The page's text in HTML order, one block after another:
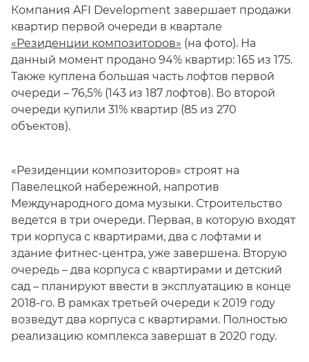
Компания AFI Development завершает продажи
квартир первой очереди в квартале
«Резиденции композиторов» (на фото). На
данный момент продано 94% квартир: 165 из 175.
Также куплена большая часть лофтов первой
очереди – 76,5% (143 из 187 лофтов). Во второй
очереди купили 31% квартир (85 из 270
объектов).
«Резиденции композиторов» строят на
Павелецкой набережной, напротив
Международного дома музыки. Строительство
ведется в три очереди. Первая, в которую входят
три корпуса с квартирами, два с лофтами и
здание фитнес-центра, уже завершена. Вторую
очередь – два корпуса с квартирами и детский
сад – планируют ввести в эксплуатацию в конце
2018-го. В рамках третьей очереди к 2019 году
возведут два корпуса с квартирами. Полностью
реализацию комплекса завершат в 2020 году.